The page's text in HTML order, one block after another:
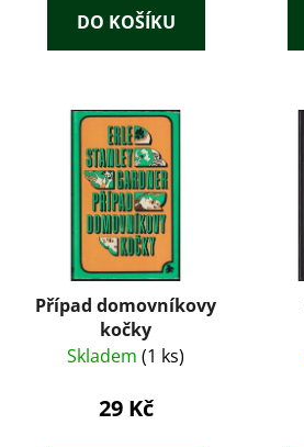
DO KOŠÍKU
Případ domovníkovy
kočky
Skladem (1 ks)
29 Kč